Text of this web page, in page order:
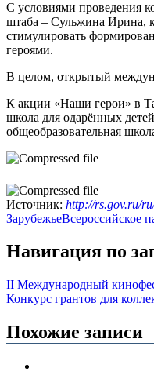
С условиями проведения
штаба – Сульжина Ирина,
стимулировать
героями.
В целом, открытый
К акции «Наши герои» в
школа для одарённых
общеобразовательная
Источник: http://rs.gov.ru/
ЗарубежьеВсероссийское
Навигация по
II Международный
Конкурс грантов для
Похожие записи